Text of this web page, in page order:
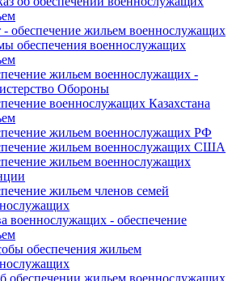
- обеспечение жильем военнослужащих
обеспечения военнослужащих
жильем военнослужащих -
Обороны
военнослужащих Казахстана
жильем военнослужащих РФ
жильем военнослужащих США
жильем военнослужащих
жильем членов семей
военнослужащих - обеспечение
обеспечения жильем
обеспечении жильем военнослужащих